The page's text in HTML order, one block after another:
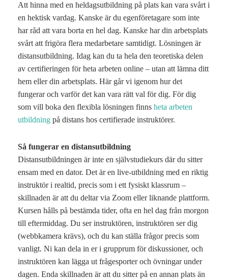
Att hinna med en heldagsutbildning på plats kan vara svårt i
en hektisk vardag. Kanske är du egenföretagare som inte
har råd att vara borta en hel dag. Kanske har din arbetsplats
svårt att frigöra flera medarbetare samtidigt. Lösningen är
distansutbildning. Idag kan du ta hela den teoretiska delen
av certifieringen för heta arbeten online – utan att lämna ditt
hem eller din arbetsplats. Här går vi igenom hur det
fungerar och varför det kan vara rätt val för dig. För dig
som vill boka den flexibla lösningen finns heta arbeten
utbildning på distans hos certifierade instruktörer.
Så fungerar en distansutbildning
Distansutbildningen är inte en självstudiekurs där du sitter
ensam med en dator. Det är en live-utbildning med en riktig
instruktör i realtid, precis som i ett fysiskt klassrum –
skillnaden är att du deltar via Zoom eller liknande plattform.
Kursen hålls på bestämda tider, ofta en hel dag från morgon
till eftermiddag. Du ser instruktören, instruktören ser dig
(webbkamera krävs), och du kan ställa frågor precis som
vanligt. Ni kan dela in er i grupprum för diskussioner, och
instruktören kan lägga ut frågesporter och övningar under
dagen. Enda skillnaden är att du sitter på en annan plats än